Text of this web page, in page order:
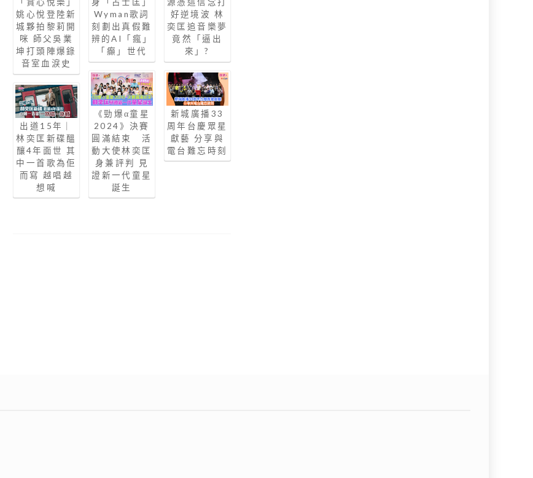
「賞心悅樂」
姚心悅登陸新
城夥拍黎莉開
咪 師父吳業
坤打頭陣爆錄
音室血淚史
出道15年｜
林奕匡新碟醞
釀4年面世 其
中一首歌為佢
而寫 越唱越
想喊
身「占士匡」
Wyman歌詞
刻劃出真假難
辨的AI「瘋」
「癲」世代
《勁爆α童星
2024》決賽
圓滿結束 活
動大使林奕匡
身兼評判 見
證新一代童星
誕生
源憑這信念打
好逆境波 林
奕匡追音樂夢
竟然「逼出
來」?
新城廣播33
周年台慶眾星
獻藝 分享與
電台難忘時刻